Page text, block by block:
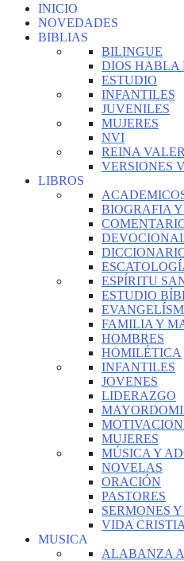
INICIO
NOVEDADES
BIBLIAS
BILINGUE
DIOS HABLA
ESTUDIO
INFANTILES
JUVENILES
MUJERES
NVI
REINA
VERSIONES
LIBROS
BIOGRAFIA
ESPÍRITU
ESTUDIO
FAMILIA Y
HOMBRES
HOMILÉTICA
INFANTILES
JOVENES
LIDERAZGO
MUJERES
MÚSICA Y
NOVELAS
ORACIÓN
PASTORES
SERMONES
VIDA
MUSICA
ALABANZA